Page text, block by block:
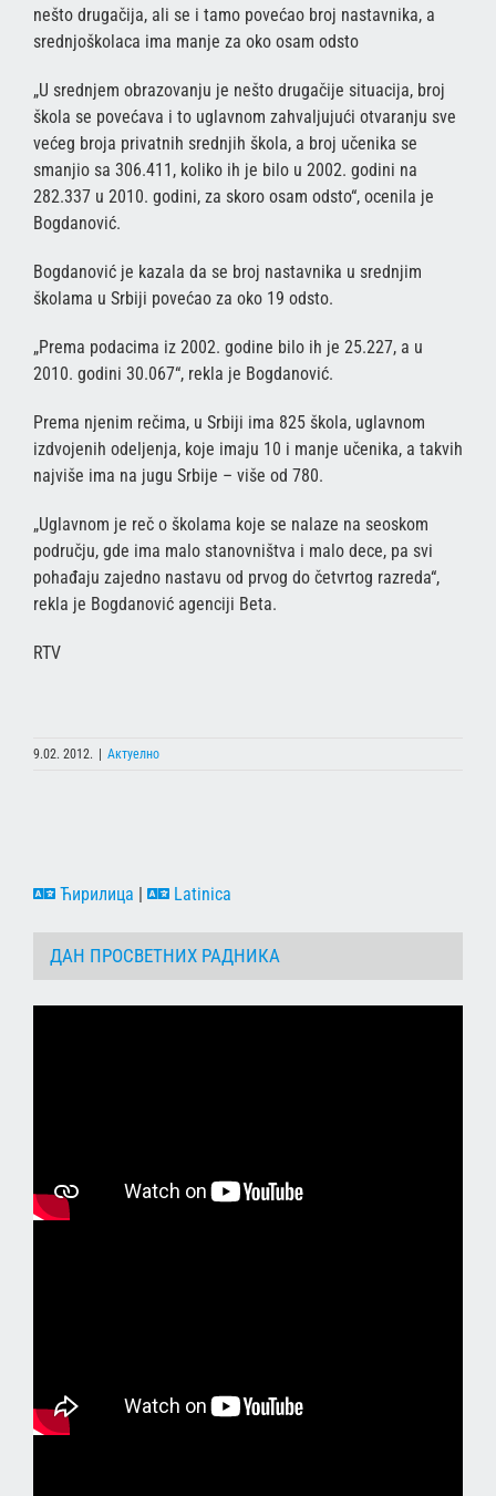
nešto drugačija, ali se i tamo povećao broj nastavnika, a
srednjoškolaca ima manje za oko osam odsto
„U srednjem obrazovanju je nešto drugačije situacija, broj
škola se povećava i to uglavnom zahvaljujući otvaranju sve
većeg broja privatnih srednjih škola, a broj učenika se
smanjio sa 306.411, koliko ih je bilo u 2002. godini na
282.337 u 2010. godini, za skoro osam odsto“, ocenila je
Bogdanović.
Bogdanović je kazala da se broj nastavnika u srednjim
školama u Srbiji povećao za oko 19 odsto.
„Prema podacima iz 2002. godine bilo ih je 25.227, a u
2010. godini 30.067“, rekla je Bogdanović.
Prema njenim rečima, u Srbiji ima 825 škola, uglavnom
izdvojenih odeljenja, koje imaju 10 i manje učenika, a takvih
najviše ima na jugu Srbije – više od 780.
„Uglavnom je reč o školama koje se nalaze na seoskom
području, gde ima malo stanovništva i malo dece, pa svi
pohađaju zajedno nastavu od prvog do četvrtog razreda“,
rekla je Bogdanović agenciji Beta.
RTV
9.02. 2012. | Актуелно
Ћирилица | Latinica
ДАН ПРОСВЕТНИХ РАДНИКА